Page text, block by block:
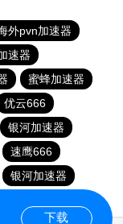
外pvn加速器
速器
蜜蜂加速器
优云666
银河加速器
速鹰666
银河加速器
下载